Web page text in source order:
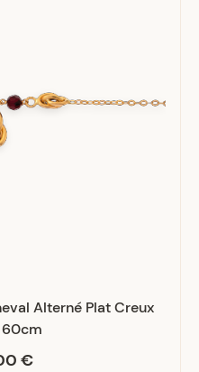
Alterné Plat Creux
€